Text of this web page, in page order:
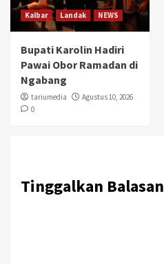
Kalbar Landak NEWS
Bupati Karolin Hadiri
Pawai Obor Ramadan di
Ngabang
tariumedia
Agustus 10, 2026
0
Tinggalkan Balasan